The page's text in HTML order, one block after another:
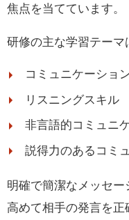
焦点を当てています。
研修の主な学習テーマ
コミュニケーショ
リスニングスキル
非言語的コミュニ
説得力のあるコミ
明確で簡潔なメッセ
高めて相手の発言を